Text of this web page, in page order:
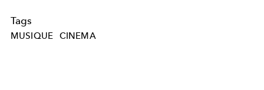
Tags
MUSIQUE CINEMA